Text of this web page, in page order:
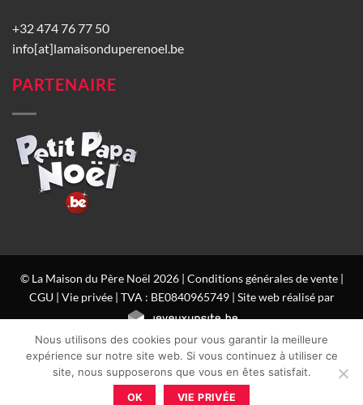
+32 474 76 77 50
info[at]lamaisonduperenoel.be
PARTENAIRE
© La Maison du Père Noël 2026 | Conditions générales de vente|
CGU| Vie privée| TVA : BE0840965749 | Site web réalisé par
Nous utilisons des cookies pour vous garantir la meilleure
expérience sur notre site web. Si vous continuez à utiliser ce
site, nous supposerons que vous en êtes satisfait.
OK VIE PRIVÉE